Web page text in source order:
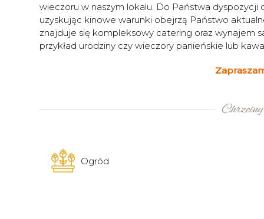
wieczoru w naszym lokalu. Do Państwa
uzyskując kinowe warunki obejrzą Państwo
znajduje się kompleksowy catering oraz wynajem
przykład urodziny czy wieczory panieńskie lub
Ogród